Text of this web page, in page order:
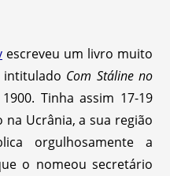
escreveu um livro muito
Com Stáline no
Tinha assim 17-19
Ucrânia, a sua região
orgulhosamente a
o nomeou secretário